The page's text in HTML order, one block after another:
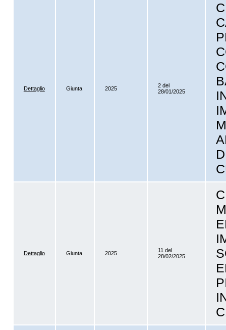
Dettaglio Giunta 2025
2 del
28/01/2025
Dettaglio Giunta 2025
11 del
28/02/2025